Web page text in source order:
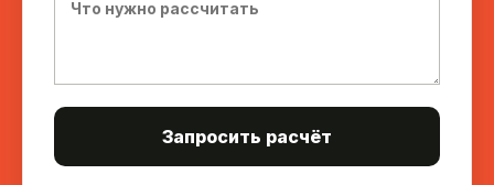
Запросить расчёт